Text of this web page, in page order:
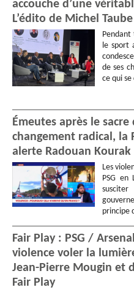
accouche d’une
L’édito de Michel Taube
le sport
de ses
ce qui
Émeutes après le sacre
changement radical, la
alerte Radouan Kourak
Les
PSG en
principe
Fair Play : PSG /
violence voler la
Jean-Pierre Mougin et
Fair Play